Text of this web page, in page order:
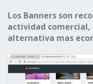
Los Banners son
actividad comercial,
alternativa mas